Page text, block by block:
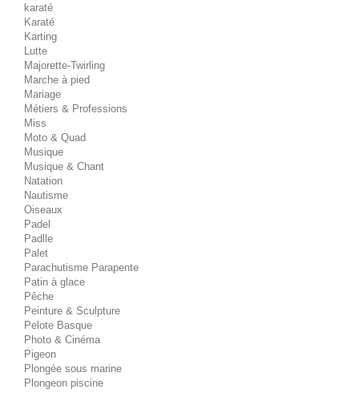
karaté
Karaté
Karting
Lutte
Majorette-Twirling
Marche à pied
Mariage
Métiers & Professions
Miss
Moto & Quad
Musique
Musique & Chant
Natation
Nautisme
Oiseaux
Padel
Padlle
Palet
Parachutisme Parapente
Patin à glace
Pêche
Peinture & Sculpture
Pelote Basque
Photo & Cinéma
Pigeon
Plongée sous marine
Plongeon piscine